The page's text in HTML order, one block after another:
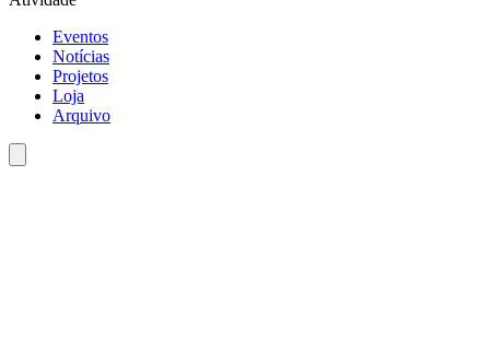
Eventos
Notícias
Projetos
Loja
Arquivo